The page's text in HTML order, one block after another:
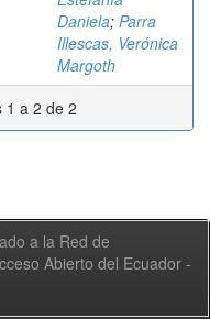
Daniela; Parra
Illescas, Verónica
Margoth
1 a 2 de 2
a la Red de
Abierto del Ecuador -